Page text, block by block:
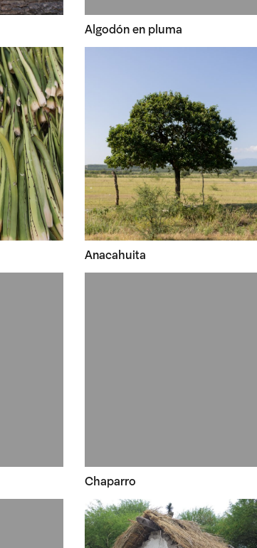
Algodón en pluma
Anacahuita
Chaparro